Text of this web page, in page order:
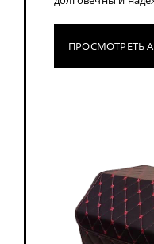
ПРОСМОТРЕТЬ